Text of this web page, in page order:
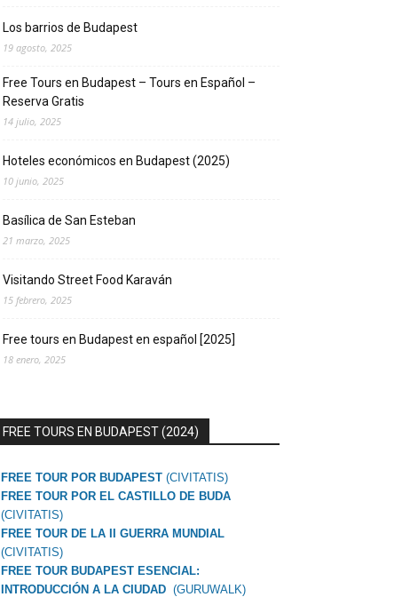
Los barrios de Budapest
19 agosto, 2025
Free Tours en Budapest – Tours en Español –
Reserva Gratis
14 julio, 2025
Hoteles económicos en Budapest (2025)
10 junio, 2025
Basílica de San Esteban
21 marzo, 2025
Visitando Street Food Karaván
15 febrero, 2025
Free tours en Budapest en español [2025]
18 enero, 2025
FREE TOURS EN BUDAPEST (2024)
FREE TOUR POR BUDAPEST (CIVITATIS)
FREE TOUR POR EL CASTILLO DE BUDA
(CIVITATIS)
FREE TOUR DE LA II GUERRA MUNDIAL
(CIVITATIS)
FREE TOUR BUDAPEST ESENCIAL:
INTRODUCCIÓN A LA CIUDAD (GURUWALK)